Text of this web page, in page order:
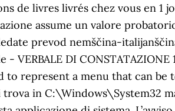
de livres livrés chez vous en 1
assume un valore
prevod nemščina-
VERBALE DI
to represent a menu that can
in C:\Windows\System32